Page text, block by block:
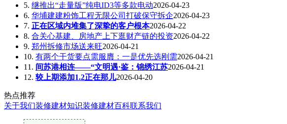
5. 继推出“走量版”纯电ID3等多款电动2026-04-23
6. 华埔建建粉饰工程无限公司打破保守拆企2026-04-23
7. 正在区域内堆集了深挚的客户根本2026-04-22
8. 合关心基建、房地产上下逛财产链的投资2026-04-22
9. 郑州拆修市场送来旺2026-04-21
10. 有两个干货要点需服膺：一是优先选刚需2026-04-21
11. 间苏港相连——“文明遇·鉴：锦绣江苏2026-04-21
12. 较上期添加1.2正在那儿2026-04-20
热点推荐
关于我们装修建材知识装修建材百科联系我们